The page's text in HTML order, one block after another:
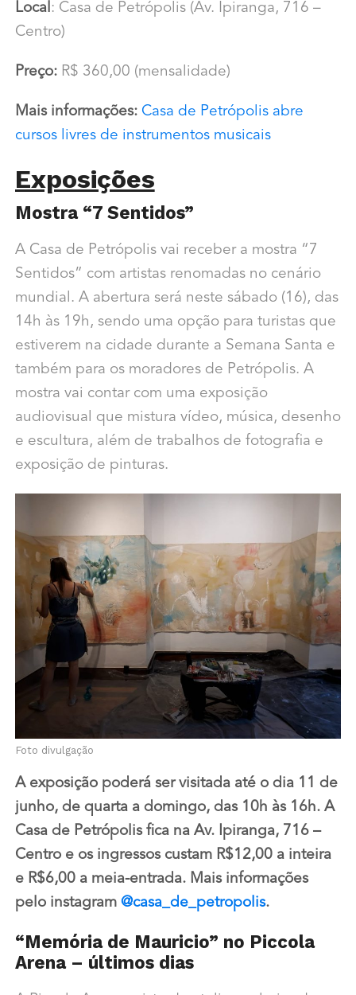
Local: Casa de Petrópolis (Av. Ipiranga, 716 –
Centro)
Preço: R$ 360,00 (mensalidade)
Mais informações: Casa de Petrópolis abre
cursos livres de instrumentos musicais
Exposições
Mostra “7 Sentidos”
A Casa de Petrópolis vai receber a mostra “7
Sentidos” com artistas renomadas no cenário
mundial. A abertura será neste sábado (16), das
14h às 19h, sendo uma opção para turistas que
estiverem na cidade durante a Semana Santa e
também para os moradores de Petrópolis. A
mostra vai contar com uma exposição
audiovisual que mistura vídeo, música, desenho
e escultura, além de trabalhos de fotografia e
exposição de pinturas.
Foto divulgação
A exposição poderá ser visitada até o dia 11 de
junho, de quarta a domingo, das 10h às 16h. A
Casa de Petrópolis fica na Av. Ipiranga, 716 –
Centro e os ingressos custam R$12,00 a inteira
e R$6,00 a meia-entrada. Mais informações
pelo instagram @casa_de_petropolis.
“Memória de Mauricio” no Piccola
Arena – últimos dias